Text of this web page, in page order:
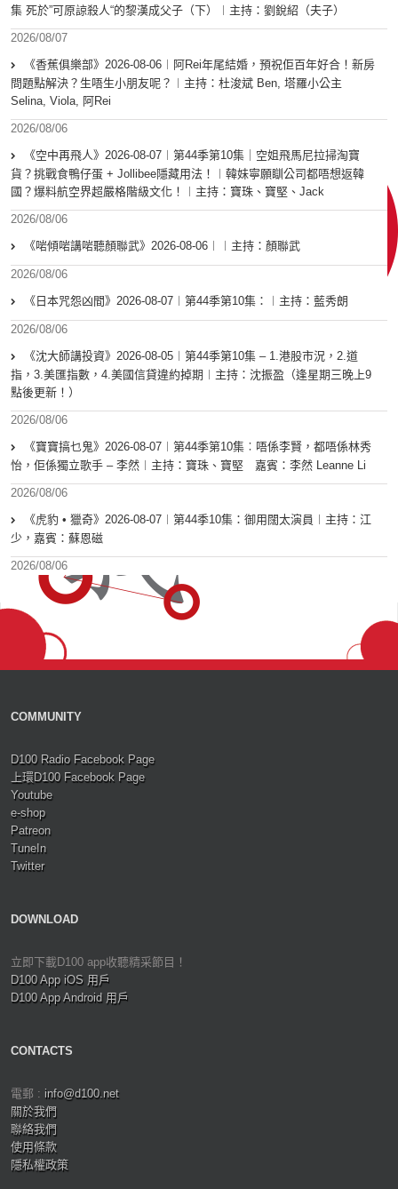
集 死於”可原諒殺人“的黎漢成父子（下）︱主持：劉銳紹（夫子）
2026/08/07
《香蕉俱樂部》2026-08-06︱阿Rei年尾結婚，預祝佢百年好合！新房
問題點解決？生唔生小朋友呢？︱主持：杜浚斌 Ben, 塔羅小公主
Selina, Viola, 阿Rei
2026/08/06
《空中再飛人》2026-08-07︱第44季第10集｜空姐飛馬尼拉掃淘寶
貨？挑戰食鴨仔蛋 + Jollibee隱藏用法！︱韓妹寧願瞓公司都唔想返韓
國？爆料航空界超嚴格階級文化！︱主持：寶珠、寶堅、Jack
2026/08/06
《啱傾啱講啱聽顏聯武》2026-08-06︱︱主持：顏聯武
2026/08/06
《日本咒怨凶間》2026-08-07︱第44季第10集：︱主持：藍秀朗
2026/08/06
《沈大師講投資》2026-08-05︱第44季第10集 – 1.港股市況，2.道
指，3.美匯指數，4.美國信貸違約掉期︱主持：沈振盈（逢星期三晚上9
點後更新！）
2026/08/06
《寶寶搞乜鬼》2026-08-07︱第44季第10集︰唔係李賢，都唔係林秀
怡，佢係獨立歌手 – 李然︱主持：寶珠、寶堅 嘉賓：李然 Leanne Li
2026/08/06
《虎豹 • 獵奇》2026-08-07︱第44季10集：御用闊太演員︱主持：江
少，嘉賓：蘇恩磁
2026/08/06
COMMUNITY
D100 Radio Facebook Page
上環D100 Facebook Page
Youtube
e-shop
Patreon
TuneIn
Twitter
DOWNLOAD
立即下載D100 app收聽精采節目！
D100 App iOS 用戶
D100 App Android 用戶
CONTACTS
電郵 : info@d100.net
關於我們
聯絡我們
使用條款
隱私權政策